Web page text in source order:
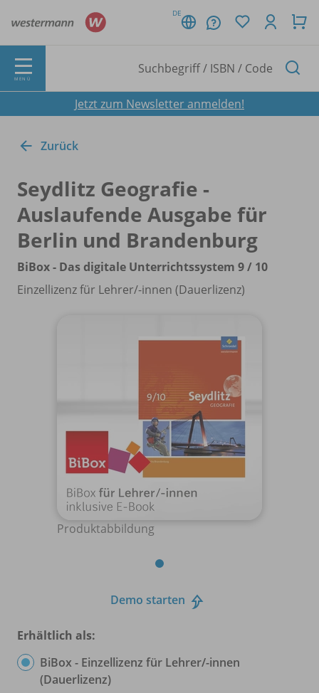
DE
MENÜ
Jetzt zum Newsletter anmelden!
Zurück
Seydlitz Geografie -
Auslaufende Ausgabe für
Berlin und Brandenburg
BiBox - Das digitale Unterrichtssystem 9 / 10
Einzellizenz für Lehrer/-innen (Dauerlizenz)
Produktabbildung
Demo starten
Erhältlich als:
BiBox - Einzellizenz für Lehrer/-innen
(Dauerlizenz)